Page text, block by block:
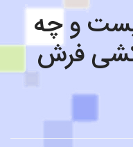
و چه
کشی فرش